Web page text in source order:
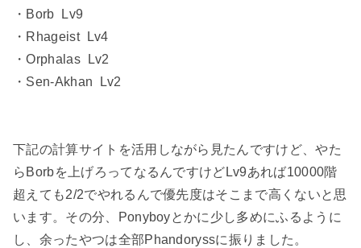
・Borb Lv9
・Rhageist Lv4
・Orphalas Lv2
・Sen-Akhan Lv2
下記の計算サイトを活用しながら見たんですけど、やた
らBorbを上げろってなるんですけどLv9あれば10000階
超えても2/2でやれるんで優先度はそこまで高くないと思
います。その分、Ponyboyとかに少し多めにふるように
し、余ったやつは全部Phandoryssに振りました。